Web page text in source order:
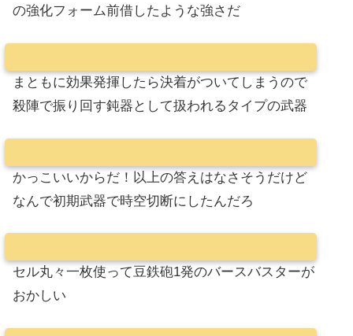
の強化フォーム前借したような強さだ
まともに効果発揮したら決着がついてしまうので
殺陣で振り回す鈍器として扱われるタイプの武器
かっこいいからだ！以上の答えはなさそうだけど
なんで初期武器で時空切断にしたんだろ
セル丸々一枚使って豆鉄砲1発のバースバスターが
おかしい